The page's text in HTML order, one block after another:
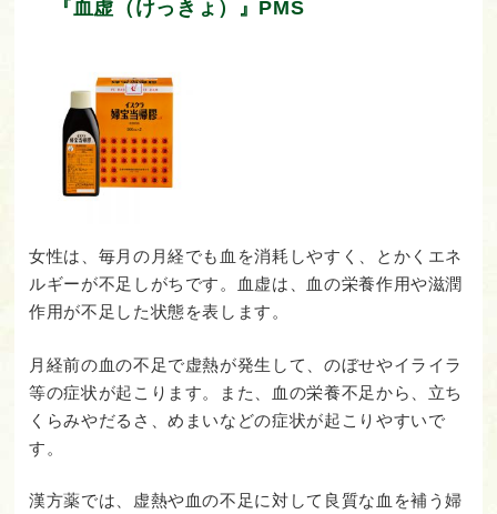
『血虚（けっきょ）』PMS
女性は、毎月の月経でも血を消耗しやすく、とかくエネ
ルギーが不足しがちです。血虚は、血の栄養作用や滋潤
作用が不足した状態を表します。
月経前の血の不足で虚熱が発生して、のぼせやイライラ
等の症状が起こります。また、血の栄養不足から、立ち
くらみやだるさ、めまいなどの症状が起こりやすいで
す。
漢方薬では、虚熱や血の不足に対して良質な血を補う婦